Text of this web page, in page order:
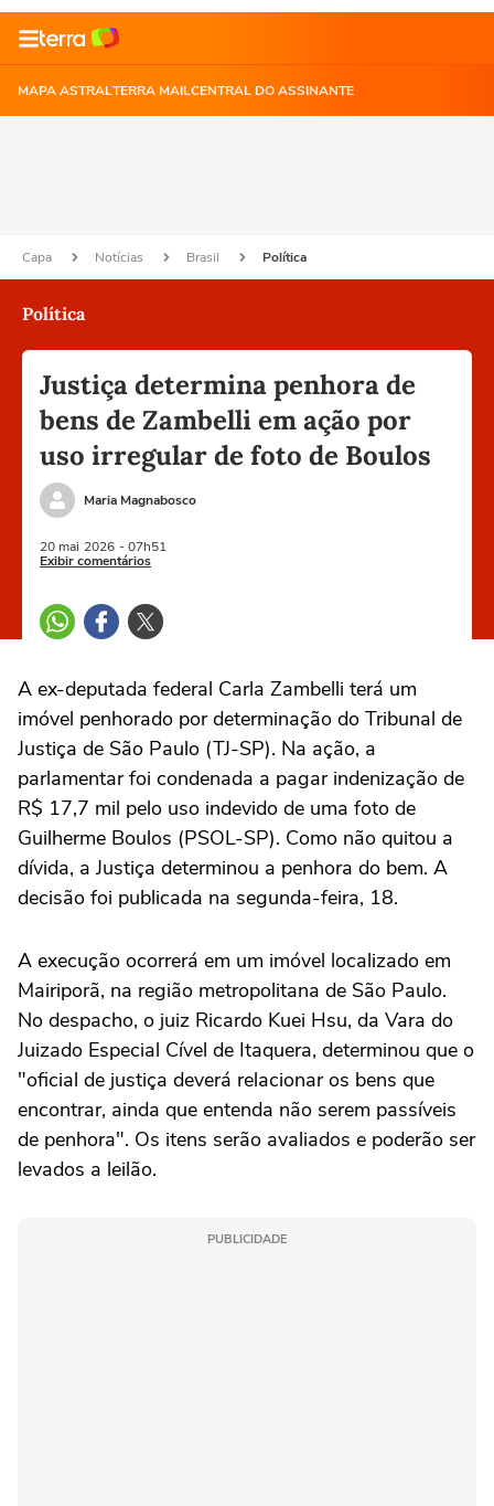
MAPA ASTRALTERRA MAILCENTRAL DO ASSINANTE
Capa Notícias Brasil Política
Política
Justiça determina penhora de
bens de Zambelli em ação por
uso irregular de foto de Boulos
Maria Magnabosco
20 mai 2026 - 07h51
Exibir comentários
A ex-deputada federal Carla Zambelli terá um
imóvel penhorado por determinação do Tribunal de
Justiça de São Paulo (TJ-SP). Na ação, a
parlamentar foi condenada a pagar indenização de
R$ 17,7 mil pelo uso indevido de uma foto de
Guilherme Boulos (PSOL-SP). Como não quitou a
dívida, a Justiça determinou a penhora do bem. A
decisão foi publicada na segunda-feira, 18.
A execução ocorrerá em um imóvel localizado em
Mairiporã, na região metropolitana de São Paulo.
No despacho, o juiz Ricardo Kuei Hsu, da Vara do
Juizado Especial Cível de Itaquera, determinou que o
"oficial de justiça deverá relacionar os bens que
encontrar, ainda que entenda não serem passíveis
de penhora". Os itens serão avaliados e poderão ser
levados a leilão.
PUBLICIDADE